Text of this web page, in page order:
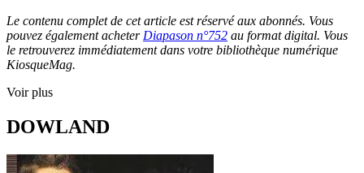
Le contenu complet de cet article est réservé aux abonnés. Vous
pouvez également acheter Diapason n°752 au format digital. Vous
le retrouverez immédiatement dans votre bibliothèque numérique
KiosqueMag.
Voir plus
DOWLAND